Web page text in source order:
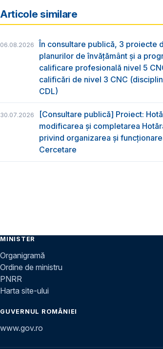
Articole similare
06.08.2026
În consultare publică, 3 proiecte
planurilor de învățământ și a
calificare profesională nivel 5
calificări de nivel 3 CNC
CDL)
30.07.2026
[Consultare publică] Proiect:
modificarea și completarea
privind organizarea şi
Cercetare
MINISTER
Organigramă
Ordine de ministru
PNRR
Harta site-ului
GUVERNUL ROMÂNIEI
www.gov.ro